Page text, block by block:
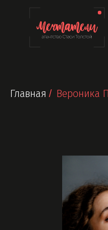
Главная / Вероника